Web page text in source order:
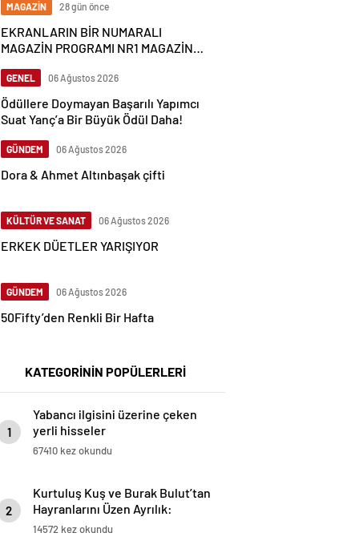
MAGAZİN 28 gün önce
EKRANLARIN BİR NUMARALI
MAGAZİN PROGRAMI NR1 MAGAZİN
GENEL 06 Ağustos 2026
Ödüllere Doymayan Başarılı Yapımcı
Suat Yanç’a Bir Büyük Ödül Daha!
GÜNDEM 06 Ağustos 2026
Dora & Ahmet Altınbaşak çifti
KÜLTÜR VE SANAT 06 Ağustos 2026
ERKEK DÜETLER YARIŞIYOR
GÜNDEM 06 Ağustos 2026
50Fifty’den Renkli Bir Hafta
KATEGORİNİN POPÜLERLERİ
1
Yabancı ilgisini üzerine çeken
yerli hisseler
67410 kez okundu
2
Kurtuluş Kuş ve Burak Bulut’tan
Hayranlarını Üzen Ayrılık:
“Birlikte Son Sahnede, Son
14572 kez okundu